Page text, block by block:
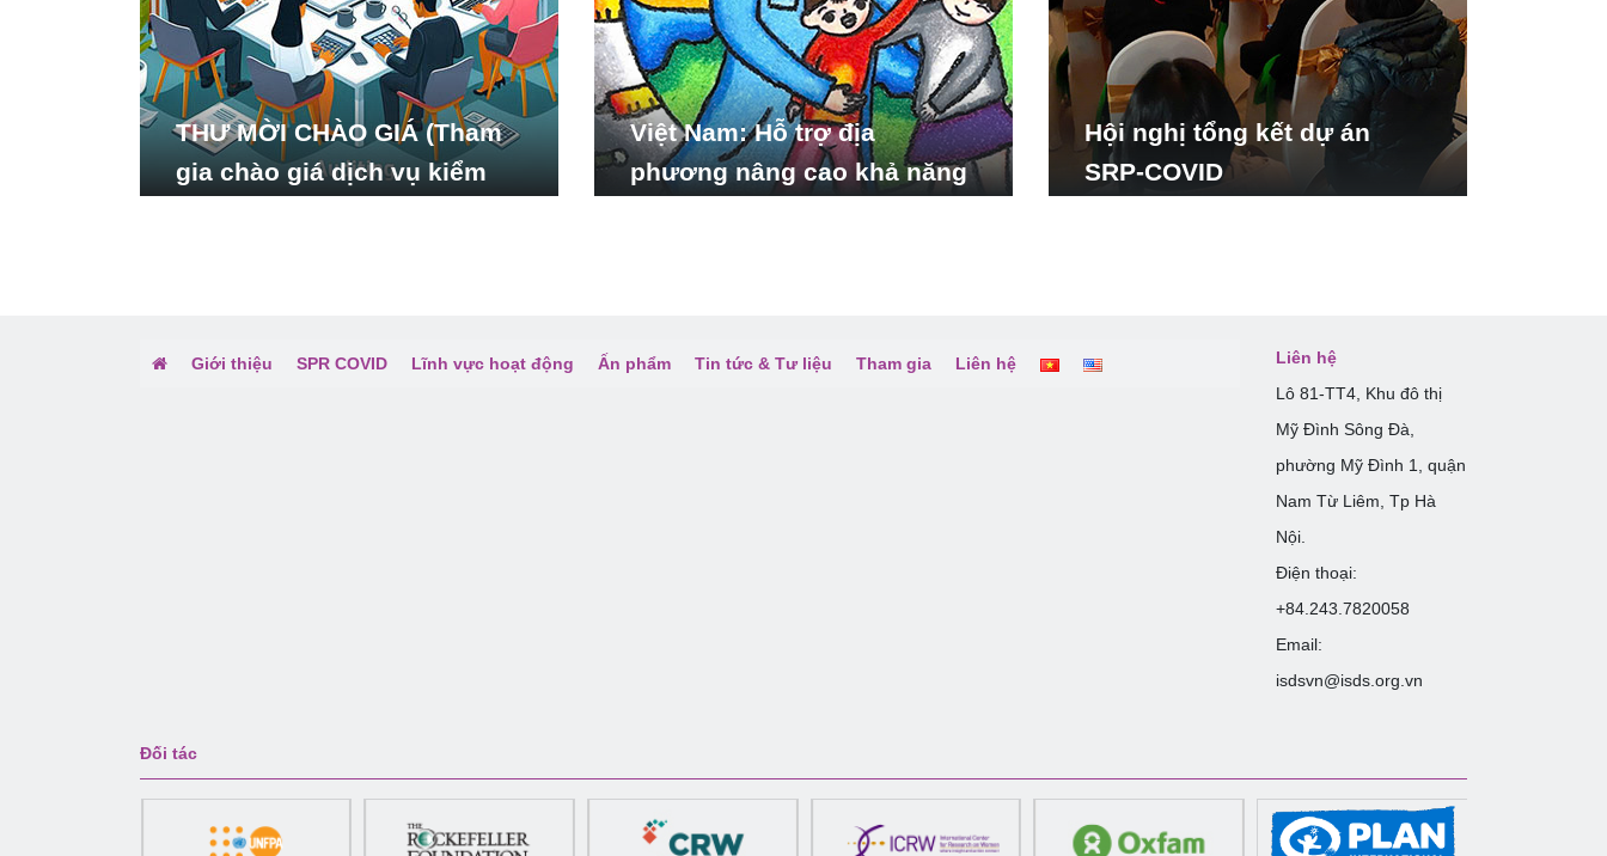
THƯ MỜI CHÀO GIÁ (Tham
gia chào giá dịch vụ kiểm
Việt Nam: Hỗ trợ địa
phương nâng cao khả năng
Hội nghị tổng kết dự án
SRP-COVID
Giới thiệu SPR COVID Lĩnh vực hoạt động Ấn phẩm Tin tức & Tư liệu Tham gia Liên hệ
Liên hệ
Lô 81-TT4, Khu đô thị
Mỹ Đình Sông Đà,
phường Mỹ Đình 1, quận
Nam Từ Liêm, Tp Hà
Nội.
Điện thoại:
+84.243.7820058
Email:
isdsvn@isds.org.vn
Đối tác